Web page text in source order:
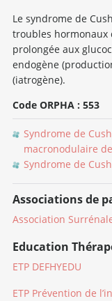
Le syndrome de
troubles hormonaux
prolongée aux
endogène
(iatrogène).
Code ORPHA : 553
Syndrome de
macronodulaire
Syndrome de
Associations de
Association
Education
ETP DEFHYEDU
ETP Prévention de